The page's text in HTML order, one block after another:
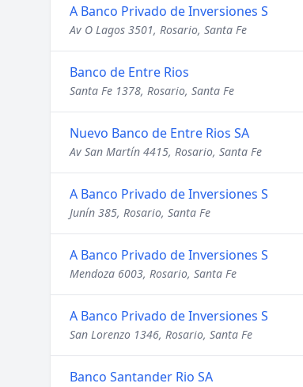
A Banco Privado de Inversiones S
Av O Lagos 3501, Rosario, Santa Fe
Banco de Entre Rios
Santa Fe 1378, Rosario, Santa Fe
Nuevo Banco de Entre Rios SA
Av San Martín 4415, Rosario, Santa Fe
A Banco Privado de Inversiones S
Junín 385, Rosario, Santa Fe
A Banco Privado de Inversiones S
Mendoza 6003, Rosario, Santa Fe
A Banco Privado de Inversiones S
San Lorenzo 1346, Rosario, Santa Fe
Banco Santander Rio SA